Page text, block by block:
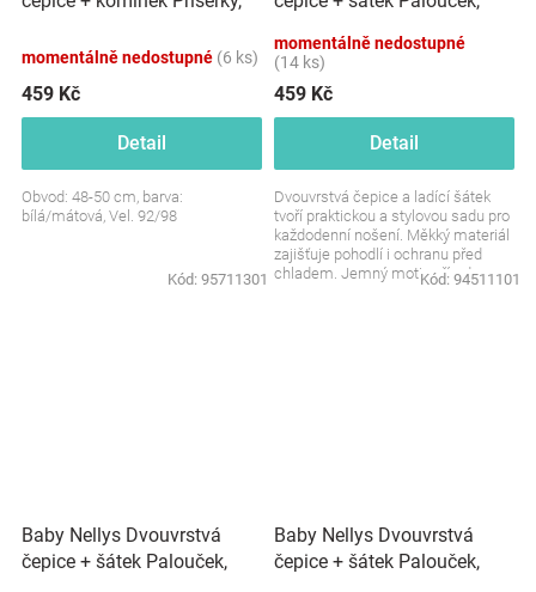
momentálně nedostupné (6 ks)
459 Kč
Detail
Obvod: 48-50 cm, barva:
bílá/mátová, Vel. 92/98
Kód: 95711301
momentálně nedostupné
(14 ks)
459 Kč
Detail
Dvouvrstvá čepice a ladící šátek
tvoří praktickou a stylovou sadu pro
každodenní nošení. Měkký materiál
zajišťuje pohodlí i ochranu před
chladem. Jemný motiv přírody
Kód: 94511101
Baby Nellys Dvouvrstvá
čepice + šátek Palouček,
Baby Nellys Dvouvrstvá
čepice + šátek Palouček,